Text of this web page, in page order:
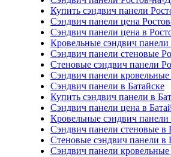
Купить сэндвич панели
Сэндвич панели цена
Сэндвич панели цена в
Кровельные сэндвич
Сэндвич панели стеновые
Стеновые сэндвич панели
Сэндвич панели
Сэндвич панели в Батайске
Купить сэндвич панели в
Сэндвич панели цена в
Кровельные сэндвич панели
Сэндвич панели стеновые в
Стеновые сэндвич панели в
Сэндвич панели кровельные